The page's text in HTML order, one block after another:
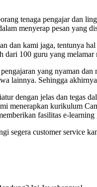
tenaga pengajar dan
menyerap pesan yang
dan kami jaga, tentunya
dari 100 guru yang
yang nyaman
lainnya. Sehingga
dengan jelas dan
menerapkan kurikulum
fasilitas e-
segera customer service